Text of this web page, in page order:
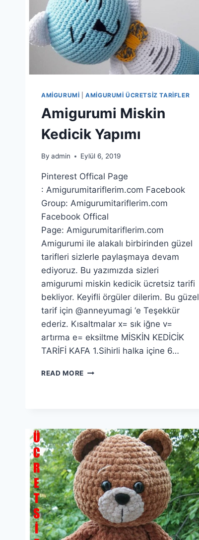
AMIGURUMI |AMIGURUMI ÜCRETSIZ TARIFLER
Amigurumi Miskin
Kedicik Yapımı
By admin Eylül 6, 2019
Pinterest Offical Page
: Amigurumitariflerim.com Facebook
Group: Amigurumitariflerim.com
Facebook Offical
Page: Amigurumitariflerim.com
Amigurumi ile alakalı birbirinden güzel
tarifleri sizlerle paylaşmaya devam
ediyoruz. Bu yazımızda sizleri
amigurumi miskin kedicik ücretsiz tarifi
bekliyor. Keyifli örgüler dilerim. Bu güzel
tarif için @anneyumagi ‘e Teşekkür
ederiz. Kısaltmalar x= sık iğne v=
artırma e= eksiltme MİSKİN KEDİCİK
TARİFİ KAFA 1.Sihirli halka içine 6…
READ MORE AMIGURUMI